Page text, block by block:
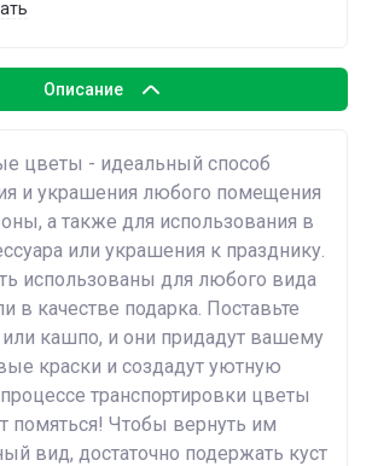
Описание
цветы - идеальный способ
и украшения любого помещения
а также для использования в
или украшения к празднику.
использованы для любого вида
в качестве подарка. Поставьте
кашпо, и они придадут вашему
краски и создадут уютную
транспортировки цветы
помяться! Чтобы вернуть им
вид, достаточно подержать куст